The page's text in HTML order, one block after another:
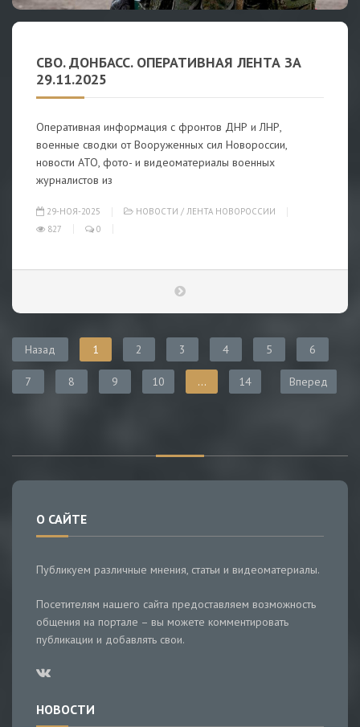
СВО. ДОНБАСС. ОПЕРАТИВНАЯ ЛЕНТА ЗА
29.11.2025
Оперативная информация с фронтов ДНР и ЛНР,
военные сводки от Вооруженных сил Новороссии,
новости АТО, фото- и видеоматериалы военных
журналистов из
29-НОЯ-2025 НОВОСТИ / ЛЕНТА НОВОРОССИИ
827
0
Назад 1 2 3 4 5 6
7 8 9 10 ... 14 Вперед
О САЙТЕ
Публикуем различные мнения, статьи и видеоматериалы.
Посетителям нашего сайта предоставляем возможность
общения на портале – вы можете комментировать
публикации и добавлять свои.
НОВОСТИ